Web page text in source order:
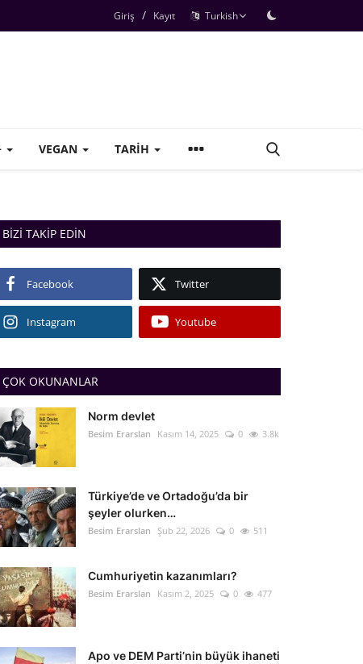
Giriş / Kayıt Turkish
VEGAN TARIH
BIZI TAKIP EDIN
Facebook Twitter
Instagram Youtube
ÇOK OKUNANLAR
Norm devlet
Besim Erarslan Kasım 14, 2025 0 3.8k
Türkiye’de ve Ortadoğu’da bir
şeyler olurken…
Besim Erarslan Şub 22, 2026 0 511
Cumhuriyetin kazanımları?
Besim Erarslan Kasım 2, 2025 0 477
Apo ve DEM Parti’nin büyük ihaneti